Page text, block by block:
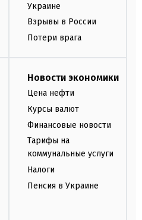
Украине
Взрывы в России
Потери врага
Новости экономики
Цена нефти
Курсы валют
Финансовые новости
Тарифы на
коммунальные услуги
Налоги
Пенсия в Украине